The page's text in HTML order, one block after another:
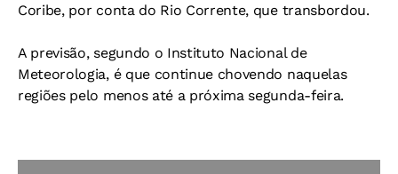
Coribe, por conta do Rio Corrente, que transbordou.
A previsão, segundo o Instituto Nacional de
Meteorologia, é que continue chovendo naquelas
regiões pelo menos até a próxima segunda-feira.